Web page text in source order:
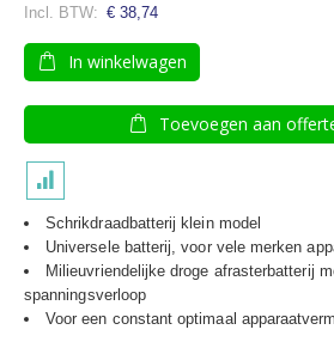
€ 38,74
In winkelwagen
Toevoegen aan
Schrikdraadbatterij klein model
Universele batterij, voor vele merken
Milieuvriendelijke droge afrasterbatterij
spanningsverloop
Voor een constant optimaal